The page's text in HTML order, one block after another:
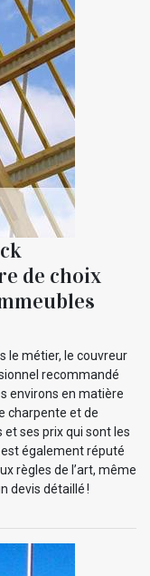
de choix
le métier, le couvreur
recommandé
environs en matière
charpente et de
ses prix qui sont les
également réputé
règles de l’art, même
devis détaillé !